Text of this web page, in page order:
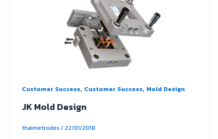
Customer Success, Customer Success, Mold Design
JK Mold Design
thaimetrodes/ 22/01/2018